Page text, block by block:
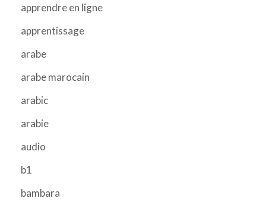
apprendre en ligne
apprentissage
arabe
arabe marocain
arabic
arabie
audio
b1
bambara